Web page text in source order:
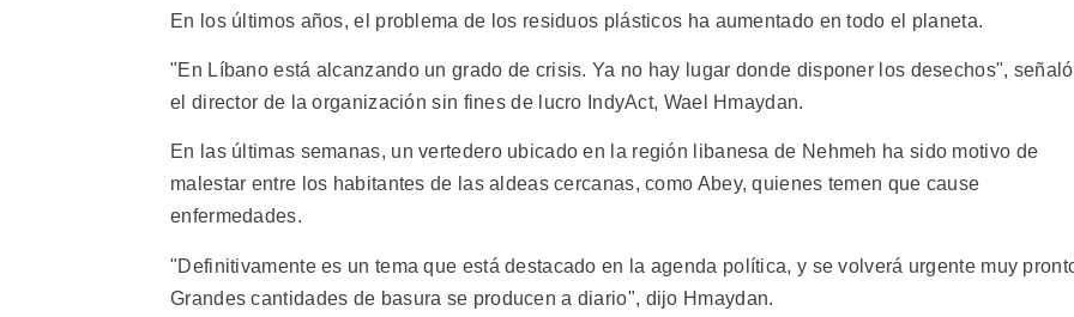
En los últimos años, el problema de los residuos plásticos ha aumentado en todo el planeta.
"En Líbano está alcanzando un grado de crisis. Ya no hay lugar donde disponer los desechos", señaló
el director de la organización sin fines de lucro IndyAct, Wael Hmaydan.
En las últimas semanas, un vertedero ubicado en la región libanesa de Nehmeh ha sido motivo de
malestar entre los habitantes de las aldeas cercanas, como Abey, quienes temen que cause
enfermedades.
"Definitivamente es un tema que está destacado en la agenda política, y se volverá urgente muy
Grandes cantidades de basura se producen a diario", dijo Hmaydan.